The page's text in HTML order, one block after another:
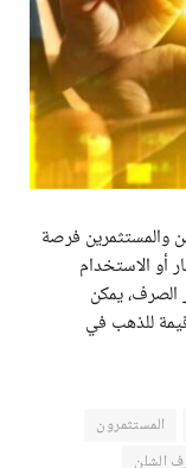
والمستثمرين فرصة
أو الاستخدام
يمكن
للذهب في
المستثمرون
الشلن